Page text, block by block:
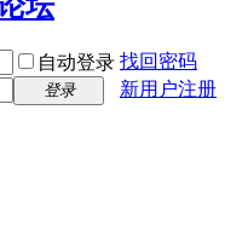
自动登录 找回密码
登录
新用户注册